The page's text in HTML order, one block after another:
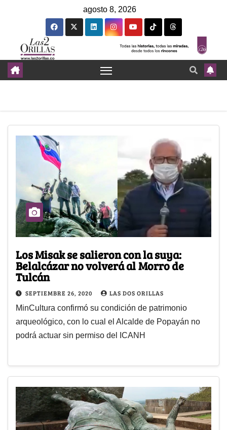
agosto 8, 2026
Los Misak se salieron con la suya:
Belalcázar no volverá al Morro de
Tulcán
SEPTIEMBRE 26, 2020 LAS DOS ORILLAS
MinCultura confirmó su condición de patrimonio
arqueológico, con lo cual el Alcalde de Popayán no
podrá actuar sin permiso del ICANH